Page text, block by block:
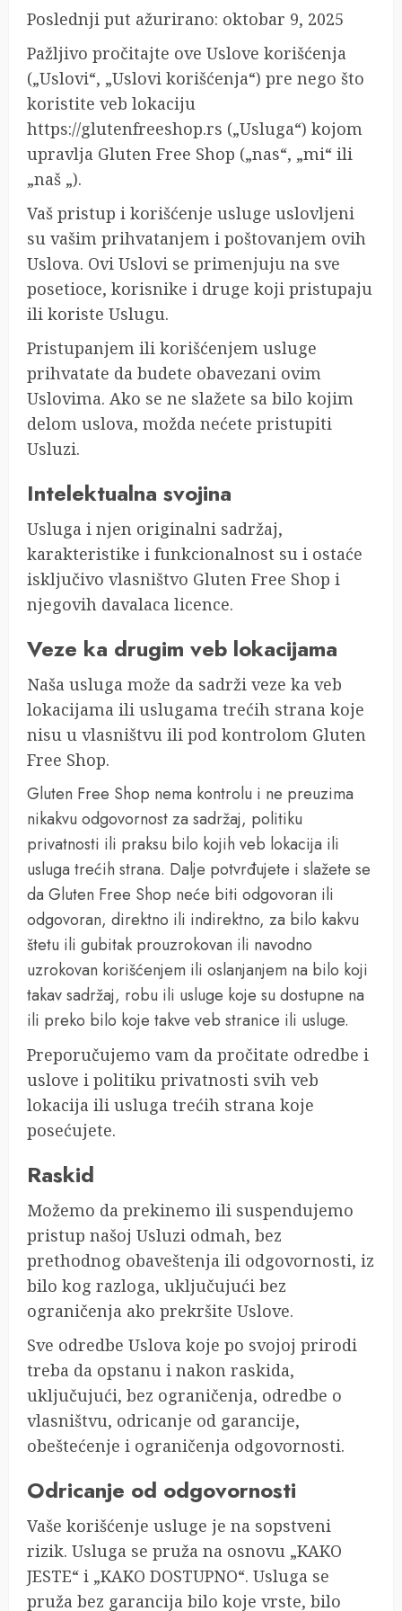
Poslednji put ažurirano: oktobar 9, 2025
Pažljivo pročitajte ove Uslove korišćenja
(„Uslovi“, „Uslovi korišćenja“) pre nego što
koristite veb lokaciju
https://glutenfreeshop.rs („Usluga“) kojom
upravlja Gluten Free Shop („nas“, „mi“ ili
„naš „).
Vaš pristup i korišćenje usluge uslovljeni
su vašim prihvatanjem i poštovanjem ovih
Uslova. Ovi Uslovi se primenjuju na sve
posetioce, korisnike i druge koji pristupaju
ili koriste Uslugu.
Pristupanjem ili korišćenjem usluge
prihvatate da budete obavezani ovim
Uslovima. Ako se ne slažete sa bilo kojim
delom uslova, možda nećete pristupiti
Usluzi.
Intelektualna svojina
Usluga i njen originalni sadržaj,
karakteristike i funkcionalnost su i ostaće
isključivo vlasništvo Gluten Free Shop i
njegovih davalaca licence.
Veze ka drugim veb lokacijama
Naša usluga može da sadrži veze ka veb
lokacijama ili uslugama trećih strana koje
nisu u vlasništvu ili pod kontrolom Gluten
Free Shop.
Gluten Free Shop nema kontrolu i ne preuzima
nikakvu odgovornost za sadržaj, politiku
privatnosti ili praksu bilo kojih veb lokacija ili
usluga trećih strana. Dalje potvrđujete i slažete se
da Gluten Free Shop neće biti odgovoran ili
odgovoran, direktno ili indirektno, za bilo kakvu
štetu ili gubitak prouzrokovan ili navodno
uzrokovan korišćenjem ili oslanjanjem na bilo koji
takav sadržaj, robu ili usluge koje su dostupne na
ili preko bilo koje takve veb stranice ili usluge.
Preporučujemo vam da pročitate odredbe i
uslove i politiku privatnosti svih veb
lokacija ili usluga trećih strana koje
posećujete.
Raskid
Možemo da prekinemo ili suspendujemo
pristup našoj Usluzi odmah, bez
prethodnog obaveštenja ili odgovornosti, iz
bilo kog razloga, uključujući bez
ograničenja ako prekršite Uslove.
Sve odredbe Uslova koje po svojoj prirodi
treba da opstanu i nakon raskida,
uključujući, bez ograničenja, odredbe o
vlasništvu, odricanje od garancije,
obeštećenje i ograničenja odgovornosti.
Odricanje od odgovornosti
Vaše korišćenje usluge je na sopstveni
rizik. Usluga se pruža na osnovu „KAKO
JESTE“ i „KAKO DOSTUPNO“. Usluga se
pruža bez garancija bilo koje vrste, bilo